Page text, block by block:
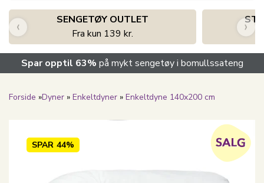
SENGETØY OUTLET
Fra kun 139 kr.
‹ ›
Spar opptil 63% på mykt sengetøy i bomullssateng
Forside »Dyner » Enkeltdyner » Enkeltdyne 140x200 cm
SPAR 44%